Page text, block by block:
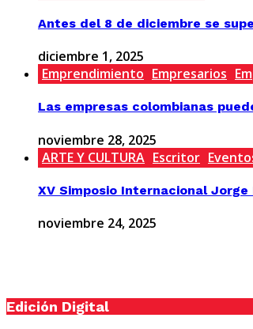
Antes del 8 de diciembre se
diciembre 1, 2025
Emprendimiento Empresarios
Las empresas colombianas
noviembre 28, 2025
ARTE Y CULTURA Escritor
XV Simposio Internacional
noviembre 24, 2025
Edición Digital